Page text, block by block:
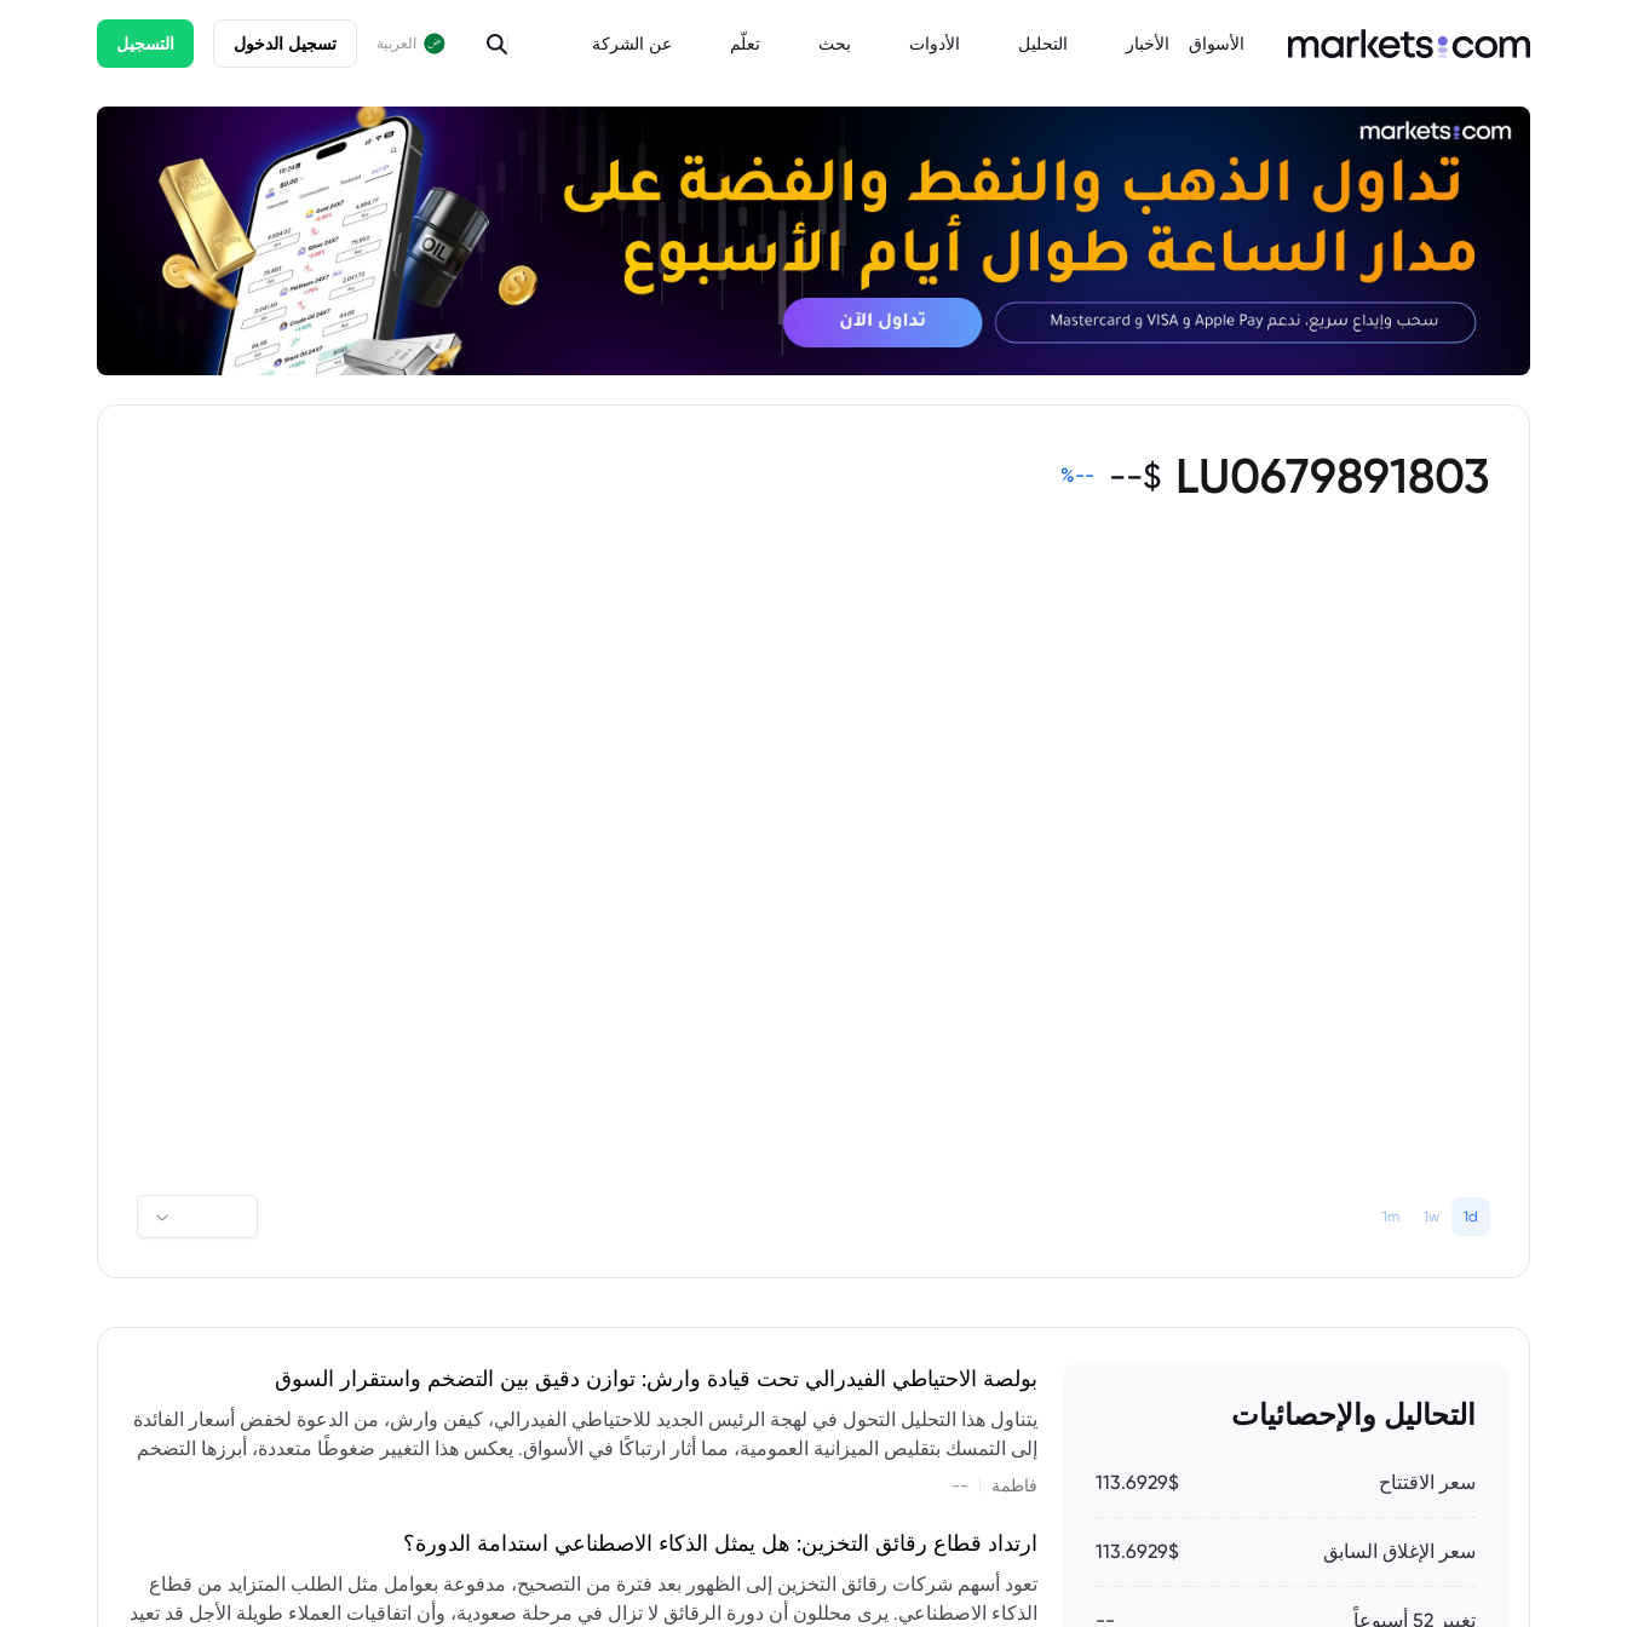
الأسواق الأخبار التحليل الأدوات بحث تعلّم عن الشركة العربية تسجيل الدخول التسجيل
LU0679891803
$
--
--
%
1d
1w
1m
التحاليل والإحصائيات
سعر الاقتتاح 113.6929$
سعر الإغلاق السابق 113.6929$
تغيير 52 أسبوعاً --
بولصة الاحتياطي الفيدرالي تحت قيادة وارش: توازن دقيق بين التضخم واستقرار السوق
يتناول هذا التحليل التحول في لهجة الرئيس الجديد للاحتياطي الفيدرالي، كيفن وارش، من الدعوة لخفض أسعار الفائدة
إلى التمسك بتقليص الميزانية العمومية، مما أثار ارتباكًا في الأسواق. يعكس هذا التغيير ضغوطًا متعددة، أبرزها التضخم
المستمر، والعجز المالي الكبير، والتوترات الجيوسياسية في الشرق الأوسط، التي تقيد خيارات خفض الفائدة أو خفض
وتجنب التدابير الاستفزازية التي قد تزعزع استقرار السوق.
فاطمة --
ارتداد قطاع رقائق التخزين: هل يمثل الذكاء الاصطناعي استدامة الدورة؟
تعود أسهم شركات رقائق التخزين إلى الظهور بعد فترة من التصحيح، مدفوعة بعوامل مثل الطلب المتزايد من قطاع
الذكاء الاصطناعي. يرى محللون أن دورة الرقائق لا تزال في مرحلة صعودية، وأن اتفاقيات العملاء طويلة الأجل قد تعيد